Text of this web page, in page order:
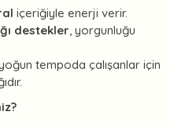
içeriğiyle enerji verir.
destekler , yorgunluğu
tempoda çalışanlar için